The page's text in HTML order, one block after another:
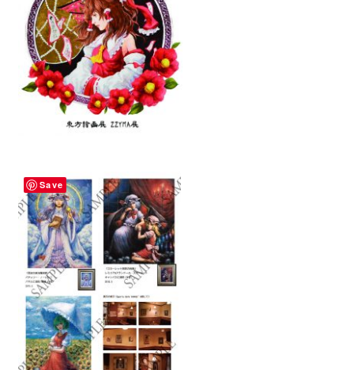
Save